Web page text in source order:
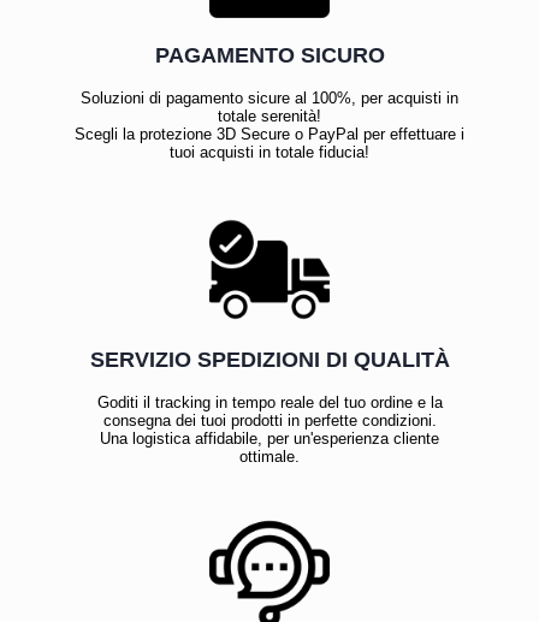
PAGAMENTO SICURO
Soluzioni di pagamento sicure al 100%, per acquisti in
totale serenità!
Scegli la protezione 3D Secure o PayPal per effettuare i
tuoi acquisti in totale fiducia!
SERVIZIO SPEDIZIONI DI QUALITÀ
Goditi il tracking in tempo reale del tuo ordine e la
consegna dei tuoi prodotti in perfette condizioni.
Una logistica affidabile, per un'esperienza cliente
ottimale.